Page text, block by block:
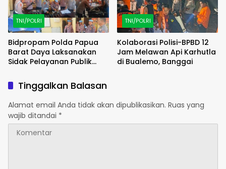
TNI/POLRI
Bidpropam Polda Papua
Barat Daya Laksanakan
Sidak Pelayanan Publik
di Polsek Salawati
TNI/POLRI
Kolaborasi Polisi-BPBD 12
Jam Melawan Api Karhutla
di Bualemo, Banggai
Tinggalkan Balasan
Alamat email Anda tidak akan dipublikasikan. Ruas yang
wajib ditandai *